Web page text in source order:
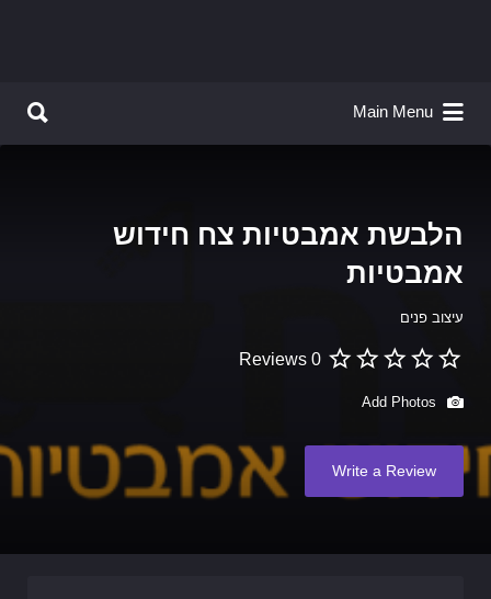
Main Menu
הלבשת אמבטיות צח חידוש
אמבטיות
עיצוב פנים
0 Reviews
Write a Review